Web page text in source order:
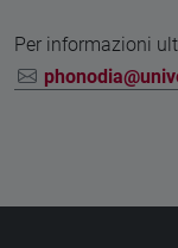
Per informazioni